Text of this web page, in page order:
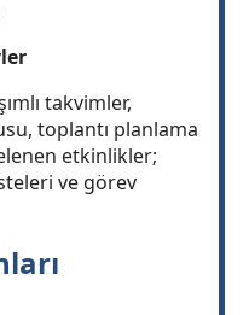
takvimler,
toplantı planlama
etkinlikler;
ve görev